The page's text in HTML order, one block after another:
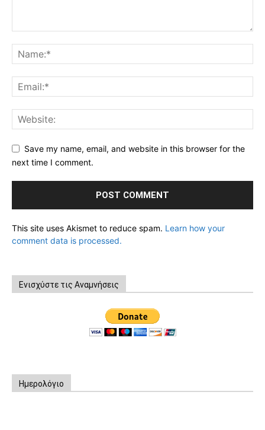
Save my name, email, and website in this browser for the
next time I comment.
This site uses Akismet to reduce spam. Learn how your
comment data is processed.
Ενισχύστε τις Αναμνήσεις
Ημερολόγιο